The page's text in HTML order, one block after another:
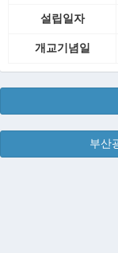
설립일자
개교기념일
부산